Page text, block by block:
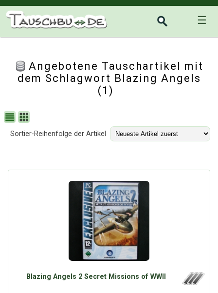
☰
Angebotene Tauschartikel mit
dem Schlagwort Blazing Angels
(1)
Sortier-Reihenfolge der Artikel
Blazing Angels 2 Secret Missions of WWII